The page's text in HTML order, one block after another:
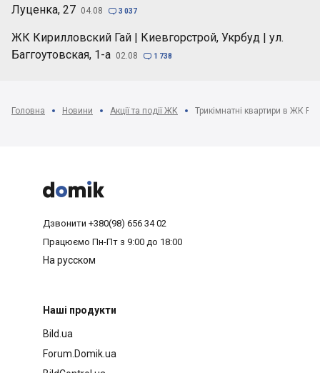
Луценка, 27 04.08  3 037
ЖК Кирилловский Гай | Киевгорстрой, Укрбуд | ул.
Баггоутовская, 1-а 02.08  1 738
Головна Новини Акції та події ЖК



Дзвонити +380(98) 656 34 02
Працюємо Пн-Пт з 9:00 до 18:00
На русском
Наші продукти
Bild.ua
Forum.Domik.ua